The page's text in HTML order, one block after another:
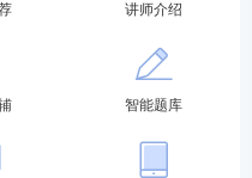
导师直播手把手带刷两
讲师介绍
智能题库